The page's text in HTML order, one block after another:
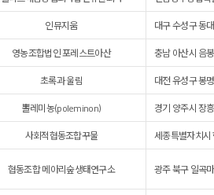
인뮤지움
대구 수성구 동
영농조합법인 포레스트아산
충남 아산시 음
초록과 울림
대전 유성구 봉
뽈레미농(poleminon)
경기 양주시 장
사회적협동조합꾸물 세종특별자치
협동조합 메아리숲생태연구소 광주 북구 일곡